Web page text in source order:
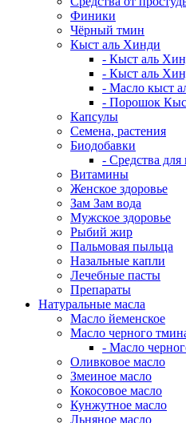
Финики
Чёрный тмин
Кыст аль Хинди
- Кыст аль
- Кыст аль
- Масло кыст
- Порошок
Капсулы
Семена, растения
Биодобавки
- Средства для
Витамины
Женское здоровье
Зам Зам вода
Мужское здоровье
Рыбий жир
Пальмовая пыльца
Назальные капли
Лечебные пасты
Препараты
Натуральные масла
Масло йеменское
Масло черного
- Масло
Оливковое масло
Змеиное масло
Кокосовое масло
Кунжутное масло
Льняное масло